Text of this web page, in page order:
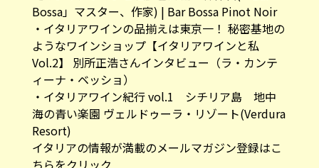
Bossa」マスター、作家) | Bar Bossa Pinot Noir
・ イタリアワインの品揃えは東京一！ 秘密基地の
ようなワインショップ【イタリアワインと私
Vol.2】 別所正浩さんインタビュー（ラ・カンテ
ィーナ・ベッショ）
・ イタリアワイン紀行 vol.1 シチリア島 地中
海の青い楽園 ヴェルドゥーラ・リゾート(Verdura
Resort)
イタリアの情報が満載のメールマガジン登録はこ
ちらをクリック